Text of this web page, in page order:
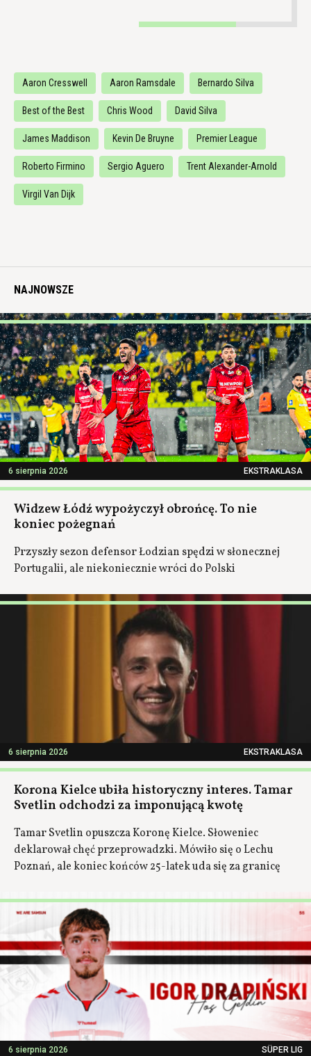
Aaron Cresswell Aaron Ramsdale Bernardo Silva
Best of the Best Chris Wood David Silva
James Maddison Kevin De Bruyne Premier League
Roberto Firmino Sergio Aguero Trent Alexander-Arnold
Virgil Van Dijk
NAJNOWSZE
6 sierpnia 2026 EKSTRAKLASA
Widzew Łódź wypożyczył obrońcę. To nie
koniec pożegnań
Przyszły sezon defensor Łodzian spędzi w słonecznej
Portugalii, ale niekoniecznie wróci do Polski
6 sierpnia 2026 EKSTRAKLASA
Korona Kielce ubiła historyczny interes. Tamar
Svetlin odchodzi za imponującą kwotę
Tamar Svetlin opuszcza Koronę Kielce. Słoweniec
deklarował chęć przeprowadzki. Mówiło się o Lechu
Poznań, ale koniec końców 25-latek uda się za granicę
6 sierpnia 2026 SÜPER LIG